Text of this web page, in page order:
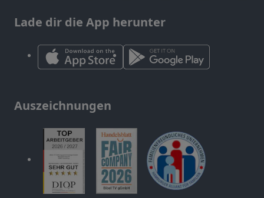
Lade dir die App herunter
Auszeichnungen